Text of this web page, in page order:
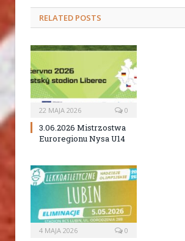
RELATED POSTS
22 MAJA 2026 0
3.06.2026 Mistrzostwa
Euroregionu Nysa U14
4 MAJA 2026 0